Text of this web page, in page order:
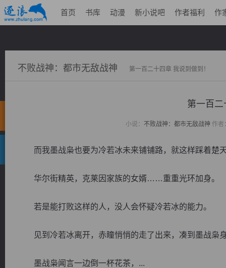
首页 书库 动漫 新小说吧 作者福利 作
不败战神：都市无敌战神 第一百二十四章 我说到做到！
第一百
小说： 不败战神：都市无敌战神 作者
而我墨战枭也要为冷若冰未来铺铺路，就这样踩着楚
华尔街精英，克莱因家族的女婿……重重光环加身。
若是能打败这样的人，没人会怀疑冷若冰的能力。
见到冷若冰离开，赤瞳悄悄的走了出来，凑到墨战枭身
墨战枭闻言一边倒一杯花茶，...